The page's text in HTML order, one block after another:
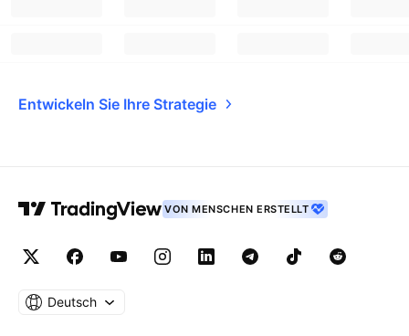
Entwickeln Sie Ihre Strategie
VON MENSCHEN ERSTELLT
Deutsch